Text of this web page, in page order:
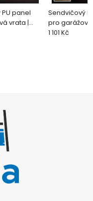
panel
vrata |
| hnědá
Sendvičový
pro
hladký panel
1 101 Kč